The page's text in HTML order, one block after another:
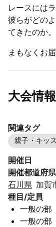
レースには
彼らがどの
てきたのか。
まもなくお
大会情報
関連タグ
親子・キッ
開催日
開催都道府
石川県 加賀
種目/定員
一般の部
一般の部